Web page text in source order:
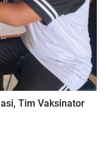
Tim Vaksinator